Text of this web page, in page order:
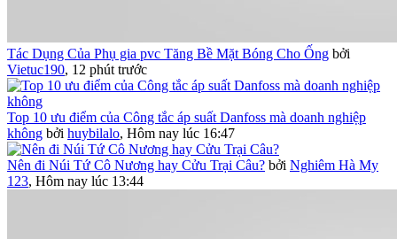
Tác Dụng Của Phụ gia pvc Tăng Bề Mặt Bóng Cho Ống bởi
Vietuc190, 12 phút trước
Top 10 ưu điểm của Công tắc áp suất Danfoss mà doanh nghiệp
không bởi huybilalo, Hôm nay lúc 16:47
Nên đi Núi Tứ Cô Nương hay Cửu Trại Câu? bởi Nghiêm Hà My
123, Hôm nay lúc 13:44